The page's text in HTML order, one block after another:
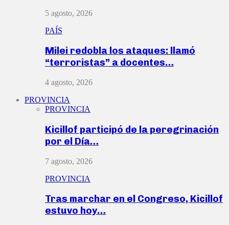
5 agosto, 2026
PAÍS
Milei redobla los ataques: llamó
“terroristas” a docentes…
4 agosto, 2026
PROVINCIA
PROVINCIA
Kicillof participó de la peregrinación
por el Día…
7 agosto, 2026
PROVINCIA
Tras marchar en el Congreso, Kicillof
estuvo hoy…